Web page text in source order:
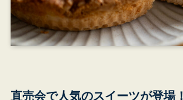
直売会で人気のスイーツが登場！